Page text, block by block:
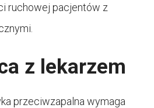
ruchowej pacjentów z
z lekarzem
przeciwzapalna wymaga